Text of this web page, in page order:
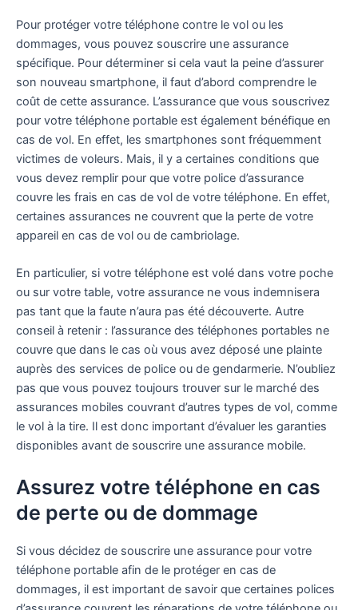
Pour protéger votre téléphone contre le vol ou les
dommages, vous pouvez souscrire une assurance
spécifique. Pour déterminer si cela vaut la peine d’assurer
son nouveau smartphone, il faut d’abord comprendre le
coût de cette assurance. L’assurance que vous souscrivez
pour votre téléphone portable est également bénéfique en
cas de vol. En effet, les smartphones sont fréquemment
victimes de voleurs. Mais, il y a certaines conditions que
vous devez remplir pour que votre police d’assurance
couvre les frais en cas de vol de votre téléphone. En effet,
certaines assurances ne couvrent que la perte de votre
appareil en cas de vol ou de cambriolage.
En particulier, si votre téléphone est volé dans votre poche
ou sur votre table, votre assurance ne vous indemnisera
pas tant que la faute n’aura pas été découverte. Autre
conseil à retenir : l’assurance des téléphones portables ne
couvre que dans le cas où vous avez déposé une plainte
auprès des services de police ou de gendarmerie. N’oubliez
pas que vous pouvez toujours trouver sur le marché des
assurances mobiles couvrant d’autres types de vol, comme
le vol à la tire. Il est donc important d’évaluer les garanties
disponibles avant de souscrire une assurance mobile.
Assurez votre téléphone en cas
de perte ou de dommage
Si vous décidez de souscrire une assurance pour votre
téléphone portable afin de le protéger en cas de
dommages, il est important de savoir que certaines polices